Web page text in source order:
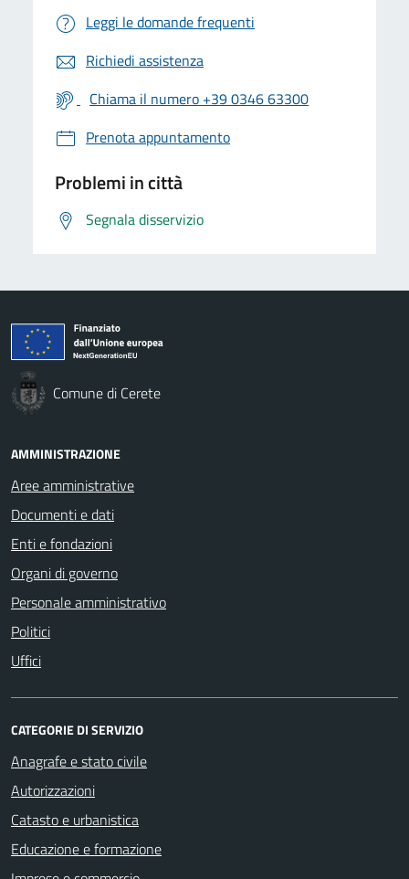
Leggi le domande frequenti
Richiedi assistenza
Chiama il numero +39 0346 63300
Prenota appuntamento
Problemi in città
Segnala disservizio
Comune di Cerete
AMMINISTRAZIONE
Aree amministrative
Documenti e dati
Enti e fondazioni
Organi di governo
Personale amministrativo
Politici
Uffici
CATEGORIE DI SERVIZIO
Anagrafe e stato civile
Autorizzazioni
Catasto e urbanistica
Educazione e formazione